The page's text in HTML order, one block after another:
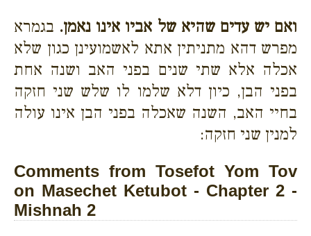
ואם יש עדים שהיא של אביו אינו נאמן. בגמרא
מפרש דהא מתניתין אתא לאשמועינן כגון שלא
אכלה אלא שתי שנים בפני האב ושנה אחת
בפני הבן, כיון דלא שלמו לו שלש שני חזקה
בחיי האב, השנה שאכלה בפני הבן אינו עולה
למנין שני חזקה:
Comments from Tosefot Yom Tov
on Masechet Ketubot - Chapter 2 -
Mishnah 2